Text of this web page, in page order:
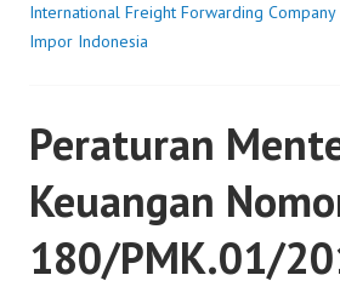
International Freight Forwarding Company
Impor Indonesia
Peraturan
Keuangan
180/PMK.01/